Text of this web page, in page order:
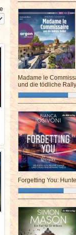
Madame le
und die tödliche
Forgetting You: